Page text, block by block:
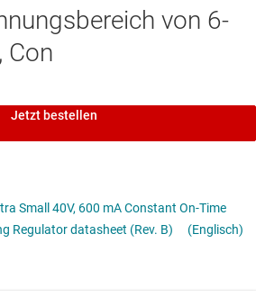
von 6-
Con
Jetzt bestellen
Small 40V, 600 mA Constant On-Time
Regulator datasheet (Rev. B)
(Englisch)